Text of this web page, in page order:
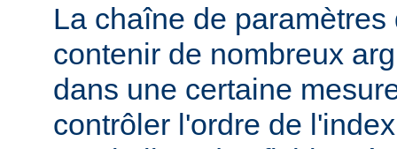
La chaîne de
contenir de nombreux
dans une certaine
contrôler l'ordre de